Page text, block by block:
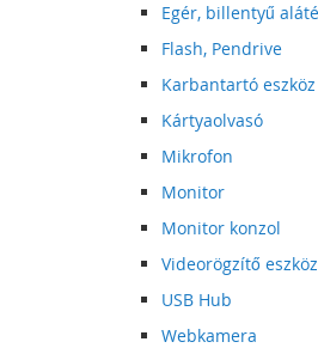
Egér, billentyű
Flash, Pendrive
Karbantartó eszköz
Kártyaolvasó
Mikrofon
Monitor
Monitor konzol
Videorögzítő eszköz
USB Hub
Webkamera